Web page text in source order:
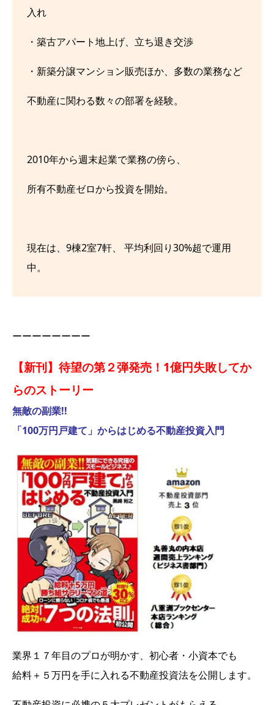
入れ
・築古アパート地上げ、立ち退き交渉
・新築分譲マンション販売ほか、多数の業務など
不動産に関わる数々の部署を経験。
2010年から週末起業で業務の傍ら、
所有不動産ゼロから投資を開始。
現在は、9棟2室7軒、 平均利回り30%超で運用
中。
ーーーーーーーー
【新刊】待望の第２弾発売！1億円失敗してか
らのストーリー
無敵の副業!!
「100万円戸建て」からはじめる不動産投資入門
業界１７年目のプロが明かす、初心者・小資本でも
給料＋５万円を手に入れる不動産投資法を公開します。